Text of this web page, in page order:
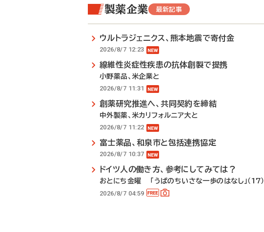
製薬企業 最新記事
ウルトラジェニクス、熊本地震で寄付金
2026/8/7 12:23
線維性炎症性疾患の抗体創製で提携
小野薬品、米企業と
2026/8/7 11:31
創薬研究推進へ、共同契約を締結
中外製薬、米カリフォルニア大と
2026/8/7 11:22
富士薬品、和泉市と包括連携協定
2026/8/7 10:37
ドイツ人の働き方、参考にしてみては？
おとにち金曜 「うぱのちいさな一歩のはなし」（17）
2026/8/7 04:59